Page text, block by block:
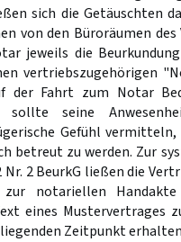
sich die Getäuschten
von den Büroräumen
jeweils die
vertriebszugehörigen
der Fahrt zum Notar
sollte seine
Gefühl
betreut zu werden. Zur
Nr. 2 BeurkG ließen die
notariellen
eines Mustervertrages
Zeitpunkt